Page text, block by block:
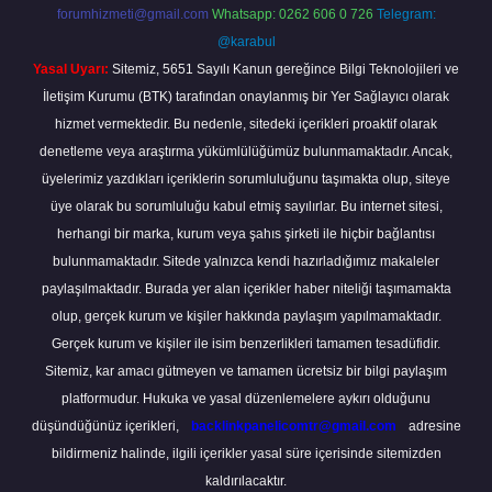
forumhizmeti@gmail.com Whatsapp: 0262 606 0 726 Telegram:
@karabul
Yasal Uyarı: Sitemiz, 5651 Sayılı Kanun gereğince Bilgi Teknolojileri ve
İletişim Kurumu (BTK) tarafından onaylanmış bir Yer Sağlayıcı olarak
hizmet vermektedir. Bu nedenle, sitedeki içerikleri proaktif olarak
denetleme veya araştırma yükümlülüğümüz bulunmamaktadır. Ancak,
üyelerimiz yazdıkları içeriklerin sorumluluğunu taşımakta olup, siteye
üye olarak bu sorumluluğu kabul etmiş sayılırlar. Bu internet sitesi,
herhangi bir marka, kurum veya şahıs şirketi ile hiçbir bağlantısı
bulunmamaktadır. Sitede yalnızca kendi hazırladığımız makaleler
paylaşılmaktadır. Burada yer alan içerikler haber niteliği taşımamakta
olup, gerçek kurum ve kişiler hakkında paylaşım yapılmamaktadır.
Gerçek kurum ve kişiler ile isim benzerlikleri tamamen tesadüfidir.
Sitemiz, kar amacı gütmeyen ve tamamen ücretsiz bir bilgi paylaşım
platformudur. Hukuka ve yasal düzenlemelere aykırı olduğunu
düşündüğünüz içerikleri,
backlinkpanelicomtr@gmail.com
adresine
bildirmeniz halinde, ilgili içerikler yasal süre içerisinde sitemizden
kaldırılacaktır.